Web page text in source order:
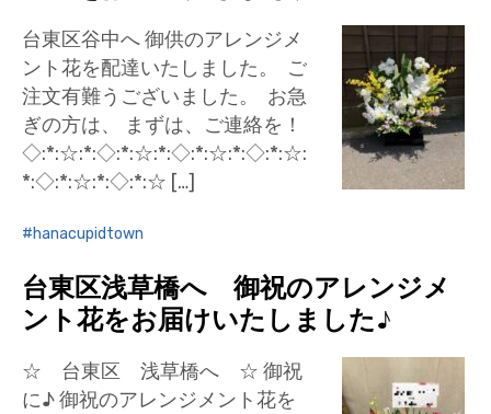
台東区谷中へ 御供のアレンジメ
ント花を配達いたしました。 ご
注文有難うございました。 お急
ぎの方は、 まずは、ご連絡を！
◇:*:☆:*:◇:*:☆:*:◇:*:☆:*:◇:*:☆:
*:◇:*:☆:*:◇:*:☆ […]
hanacupidtown
台東区浅草橋へ 御祝のアレンジメ
ント花をお届けいたしました♪
☆ 台東区 浅草橋へ ☆ 御祝
に♪ 御祝のアレンジメント花を